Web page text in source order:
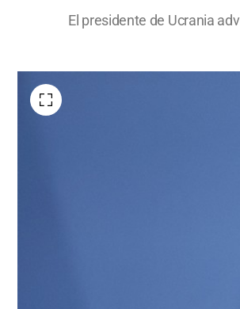
El presidente de Ucrania